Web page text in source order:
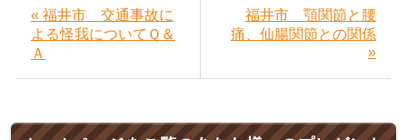
« 福井市 交通事故に
よる怪我についてＱ＆
Ａ
福井市 顎関節と腰
痛、仙腸関節との関係
»